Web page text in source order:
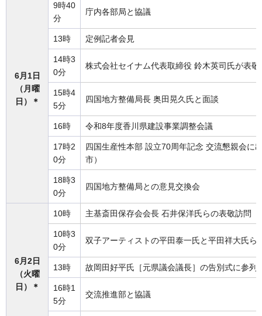
6月1日
（月曜
日）＊
9時40
分
庁内各部局と協議
13時 定例記者会見
14時3
0分
株式会社セイナム代表取締役 鈴木英司氏が表敬
15時4
5分
四国地方整備局長 奥田晃久氏と面談
16時 令和8年度香川県建設事業調整会議
17時2
0分
四国生産性本部 設立70周年記念 交流懇親会に
市）
18時3
0分
四国地方整備局との意見交換会
6月2日
（火曜
日）＊
10時 主基斎田保存会会長 石井保洋氏らの表敬訪問
10時3
0分
双子アーティストの平田泰一氏と平田祥大氏ら
13時 故岡田好平氏［元県議会議長］の告別式に参列
16時1
5分
交流推進部と協議